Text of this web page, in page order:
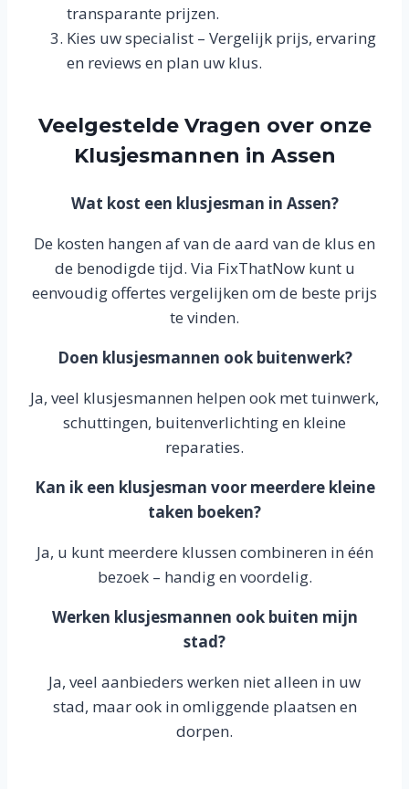
transparante prijzen.
Kies uw specialist – Vergelijk prijs, ervaring
en reviews en plan uw klus.
Veelgestelde Vragen over onze
Klusjesmannen in Assen
Wat kost een klusjesman in Assen?
De kosten hangen af van de aard van de klus en
de benodigde tijd. Via FixThatNow kunt u
eenvoudig offertes vergelijken om de beste prijs
te vinden.
Doen klusjesmannen ook buitenwerk?
Ja, veel klusjesmannen helpen ook met tuinwerk,
schuttingen, buitenverlichting en kleine
reparaties.
Kan ik een klusjesman voor meerdere kleine
taken boeken?
Ja, u kunt meerdere klussen combineren in één
bezoek – handig en voordelig.
Werken klusjesmannen ook buiten mijn
stad?
Ja, veel aanbieders werken niet alleen in uw
stad, maar ook in omliggende plaatsen en
dorpen.